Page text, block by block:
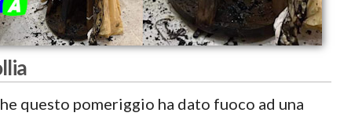
questo pomeriggio ha dato fuoco ad una